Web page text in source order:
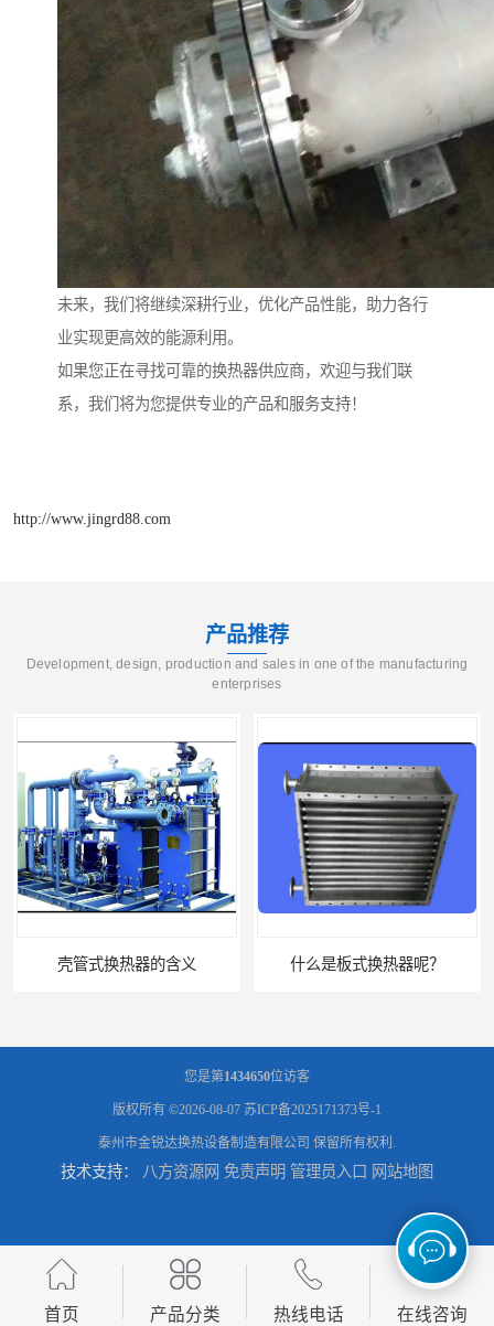
未来，我们将继续深耕行业，优化产品性能，助力各行
业实现更高效的能源利用。
如果您正在寻找可靠的换热器供应商，欢迎与我们联
系，我们将为您提供专业的产品和服务支持！
http://www.jingrd88.com
产品推荐
Development, design, production and sales in one of the manufacturing
enterprises
壳管式换热器的含义 什么是板式换热器呢？
板式油冷却器 润滑油冷却换热装置 设计定制 引风机冷却器供应商 GLL型冷却器支持定制
您是第1434650位访客
版权所有 ©2026-08-07 苏ICP备2025171373号-1
泰州市金锐达换热设备制造有限公司 保留所有权利.
技术支持： 八方资源网 免责声明 管理员入口 网站地图
首页 产品分类 热线电话 在线咨询